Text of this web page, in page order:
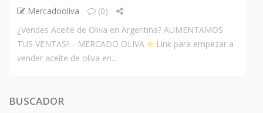
Mercadooliva
(0)
¿Vendes Aceite de Oliva en Argentina? AUMENTAMOS
TUS VENTAS!! - MERCADO OLIVA
Link para empezar a
vender aceite de oliva en...
BUSCADOR